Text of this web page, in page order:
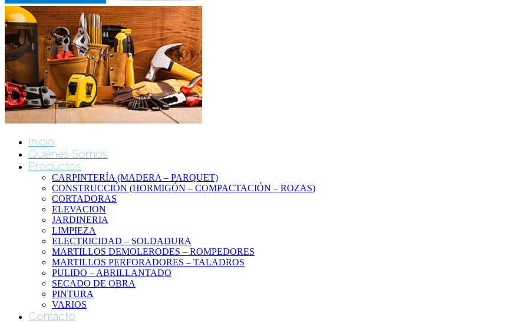
Inicio
Quiénes Somos
Productos
CARPINTERÍA (MADERA – PARQUET)
CONSTRUCCIÓN (HORMIGÓN – COMPACTACIÓN – ROZAS)
CORTADORAS
ELEVACION
JARDINERIA
LIMPIEZA
ELECTRICIDAD – SOLDADURA
MARTILLOS DEMOLERODES – ROMPEDORES
MARTILLOS PERFORADORES – TALADROS
PULIDO – ABRILLANTADO
SECADO DE OBRA
PINTURA
VARIOS
Contacto